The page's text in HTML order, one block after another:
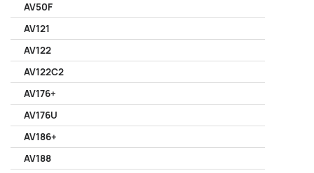
AV50F
AV121
AV122
AV122C2
AV176+
AV176U
AV186+
AV188